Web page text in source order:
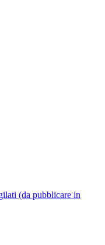
(da pubblicare in